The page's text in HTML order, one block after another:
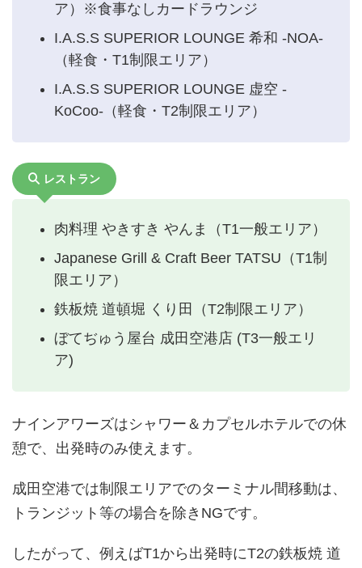
ア）※食事なしカードラウンジ
I.A.S.S SUPERIOR LOUNGE 希和 -NOA-
（軽食・T1制限エリア）
I.A.S.S SUPERIOR LOUNGE 虚空 -
KoCoo-（軽食・T2制限エリア）
レストラン
肉料理 やきすき やんま（T1一般エリア）
Japanese Grill & Craft Beer TATSU（T1制
限エリア）
鉄板焼 道頓堀 くり田（T2制限エリア）
ぼてぢゅう屋台 成田空港店 (T3一般エリ
ア)
ナインアワーズはシャワー＆カプセルホテルでの休
憩で、出発時のみ使えます。
成田空港では制限エリアでのターミナル間移動は、
トランジット等の場合を除きNGです。
したがって、例えばT1から出発時にT2の鉄板焼 道